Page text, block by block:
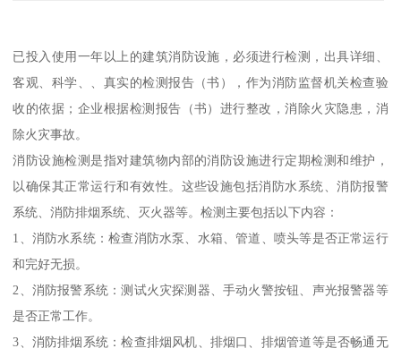
已投入使用一年以上的建筑消防设施，必须进行检测，出具详细、
客观、科学、、真实的检测报告（书），作为消防监督机关检查验
收的依据；企业根据检测报告（书）进行整改，消除火灾隐患，消
除火灾事故。
消防设施检测是指对建筑物内部的消防设施进行定期检测和维护，
以确保其正常运行和有效性。这些设施包括消防水系统、消防报警
系统、消防排烟系统、灭火器等。检测主要包括以下内容：
1、消防水系统：检查消防水泵、水箱、管道、喷头等是否正常运行
和完好无损。
2、消防报警系统：测试火灾探测器、手动火警按钮、声光报警器等
是否正常工作。
3、消防排烟系统：检查排烟风机、排烟口、排烟管道等是否畅通无